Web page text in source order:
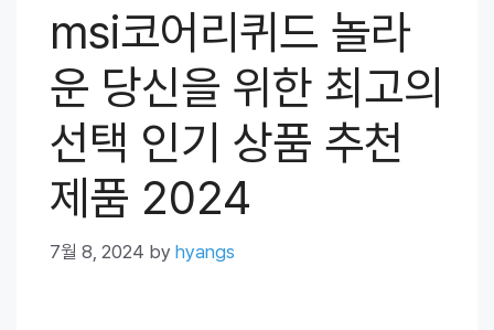
msi코어리퀴드 놀라
운 당신을 위한 최고의
선택 인기 상품 추천
제품 2024
7월 8, 2024 by hyangs